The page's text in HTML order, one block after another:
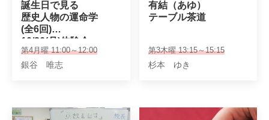
誕生日で見る
歴史人物の運命学
(全6回)
10/26(月)体験会
第4月曜 11:00～12:00
銀谷 唯志
有結（あゆ）
テーブル茶道
第3木曜 13:15～15:15
杉本 ゆき